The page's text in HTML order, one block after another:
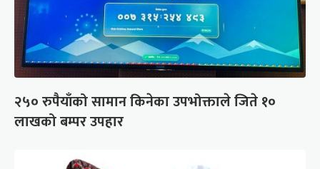
२५० रुपैयाँको सामान किनेका उपभोक्ताले जिते १०
लाखको बम्पर उपहार